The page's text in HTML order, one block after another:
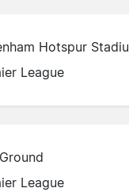
Hotspur
League
League